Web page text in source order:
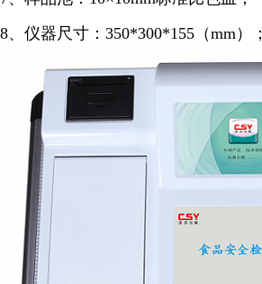
8、仪器尺寸：350*300*155（mm）；